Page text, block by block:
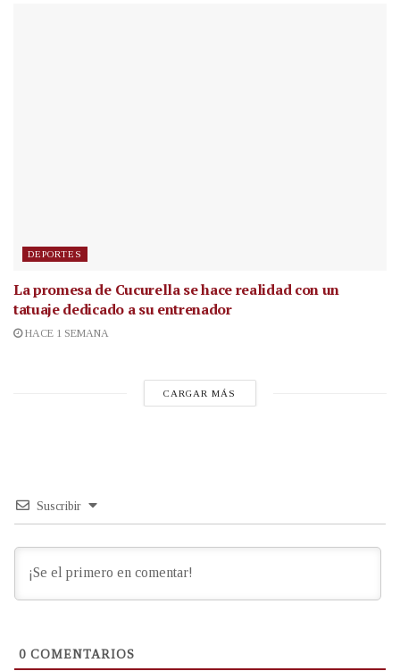
DEPORTES
La promesa de Cucurella se hace realidad con un
tatuaje dedicado a su entrenador
HACE 1 SEMANA
CARGAR MÁS
Suscribir
0 COMENTARIOS